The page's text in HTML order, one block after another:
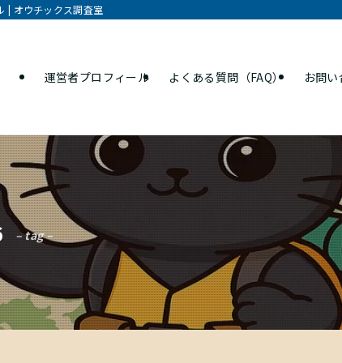
| オウチックス調査室
運営者プロフィール よくある質問（FAQ） お問
– tag –